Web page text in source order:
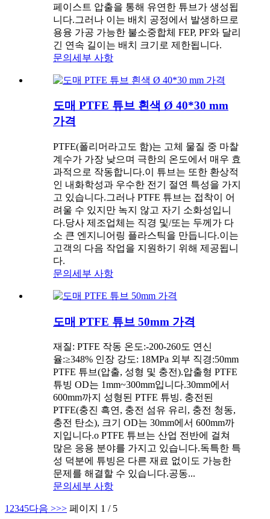
페이스트 압출을 통해 유연한 튜브가 생성됩
니다.그러나 이는 배치 공정에서 발생하므로
용융 가공 가능한 불소중합체 FEP, PF와 달리
긴 연속 길이는 배치 크기로 제한됩니다.
문의 세부 사항
도매 PTFE 튜브 흰색 Ø 40*30 mm
가격
PTFE(폴리머라고도 함)는 고체 물질 중 마찰
계수가 가장 낮으며 극한의 온도에서 매우 효
과적으로 작동합니다.이 튜브는 또한 환상적
인 내화학성과 우수한 전기 절연 특성을 가지
고 있습니다.그러나 PTFE 튜브는 접착이 어
려울 수 있지만 녹지 않고 자기 소화성입니
다.당사 제조업체는 직경 및/또는 두께가 다
소 큰 엔지니어링 플라스틱을 만듭니다.이는
고객의 다음 작업을 지원하기 위해 제공됩니
다.
문의 세부 사항
도매 PTFE 튜브 50mm 가격
재질: PTFE 작동 온도:-200-260도 연신
율:≥348% 인장 강도: 18MPa 외부 직경:50mm
PTFE 튜브(압출, 성형 및 충전).압출형 PTFE
튜빙 OD는 1mm~300mm입니다.30mm에서
600mm까지 성형된 PTFE 튜빙. 충전된
PTFE(충진 흑연, 충전 섬유 유리, 충전 청동,
충전 탄소), 크기 OD는 30mm에서 600mm까
지입니다.o PTFE 튜브는 산업 전반에 걸쳐
많은 응용 분야를 가지고 있습니다.독특한 특
성 덕분에 튜빙은 다른 재료 없이도 가능한
문제를 해결할 수 있습니다.공동...
문의 세부 사항
12345다음 >>> 페이지 1 / 5